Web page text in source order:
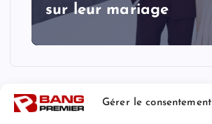
Gérer le consentement
sur leur mariage